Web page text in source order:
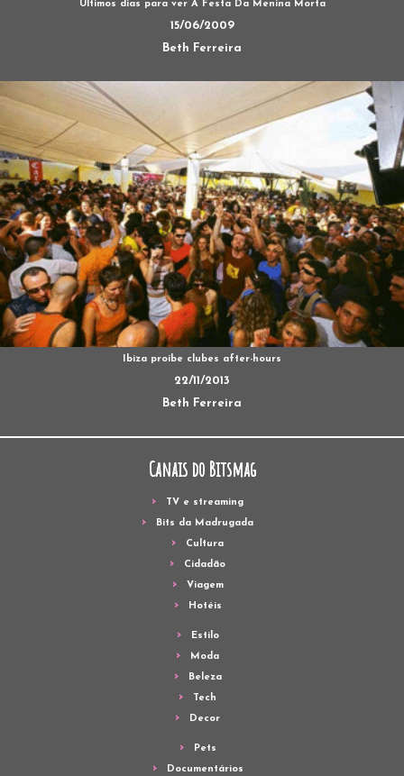
Últimos dias para ver A Festa Da Menina Morta
15/06/2009
Beth Ferreira
Ibiza proíbe clubes after-hours
22/11/2013
Beth Ferreira
Canais do Bitsmag
TV e streaming
Bits da Madrugada
Cultura
Cidadão
Viagem
Hotéis
Estilo
Moda
Beleza
Tech
Decor
Pets
Documentários